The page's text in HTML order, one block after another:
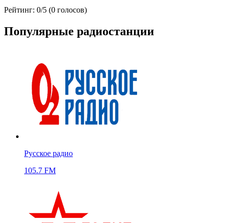
Рейтинг: 0/5 (0 голосов)
Популярные радиостанции
Русское радио
105.7 FM